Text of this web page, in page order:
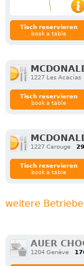
Tisch reservieren
book a table
1227 Les Acacias
Tisch reservieren
book a table
1227 Carouge
Tisch reservieren
book a table
weitere
AUER
1204 Genève